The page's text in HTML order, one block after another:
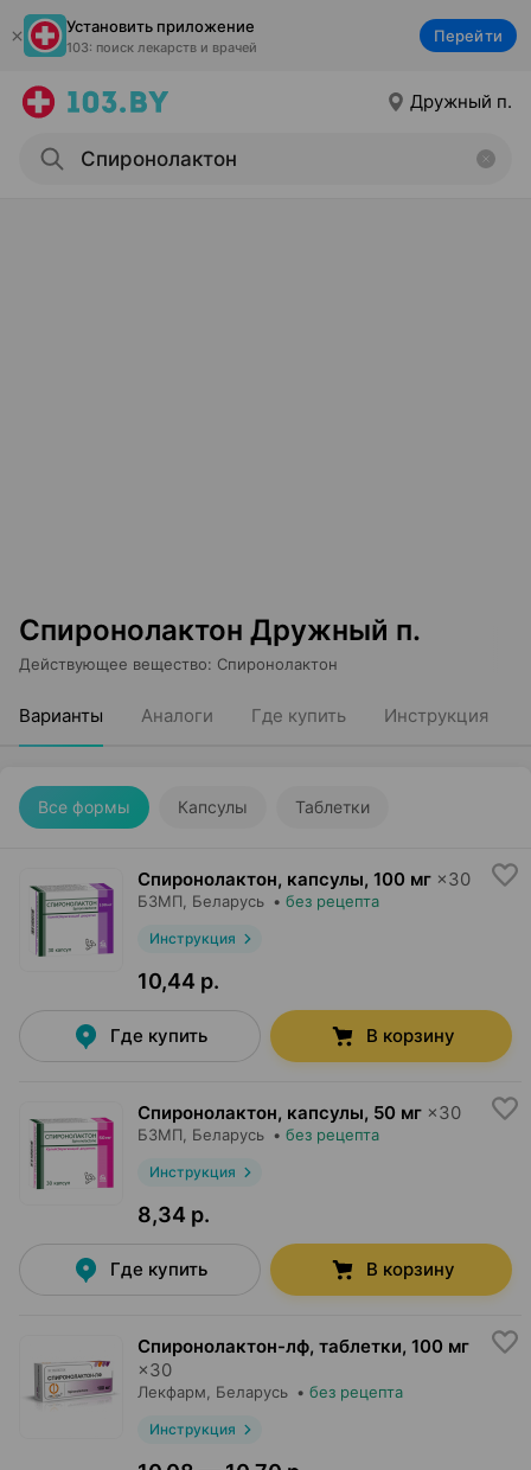
Установить приложение
103: поиск лекарств и врачей
Перейти
Дружный п.
Спиронолактон Дружный п.
Действующее вещество: Спиронолактон
Варианты Аналоги Где купить Инструкция
Все формы Капсулы Таблетки
Спиронолактон, капсулы, 100 мг ×30
БЗМП , Беларусь • без рецепта
Инструкция
10,44 р.
Где купить В корзину
Спиронолактон, капсулы, 50 мг ×30
БЗМП , Беларусь • без рецепта
Инструкция
8,34 р.
Где купить В корзину
Спиронолактон-лф, таблетки, 100 мг
×30
Лекфарм , Беларусь • без рецепта
Инструкция